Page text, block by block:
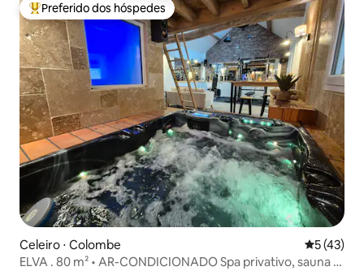
Entre os melhores preferidos dos hóspedes
Preferido dos hóspedes
Celeiro ⋅ Colombe 5 de uma
5 (43)
ELVA . 80 m² • AR-CONDICIONADO Spa privativo, sauna a